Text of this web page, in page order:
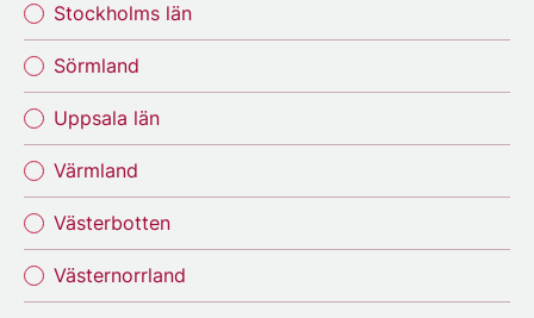
Stockholms län
Sörmland
Uppsala län
Värmland
Västerbotten
Västernorrland